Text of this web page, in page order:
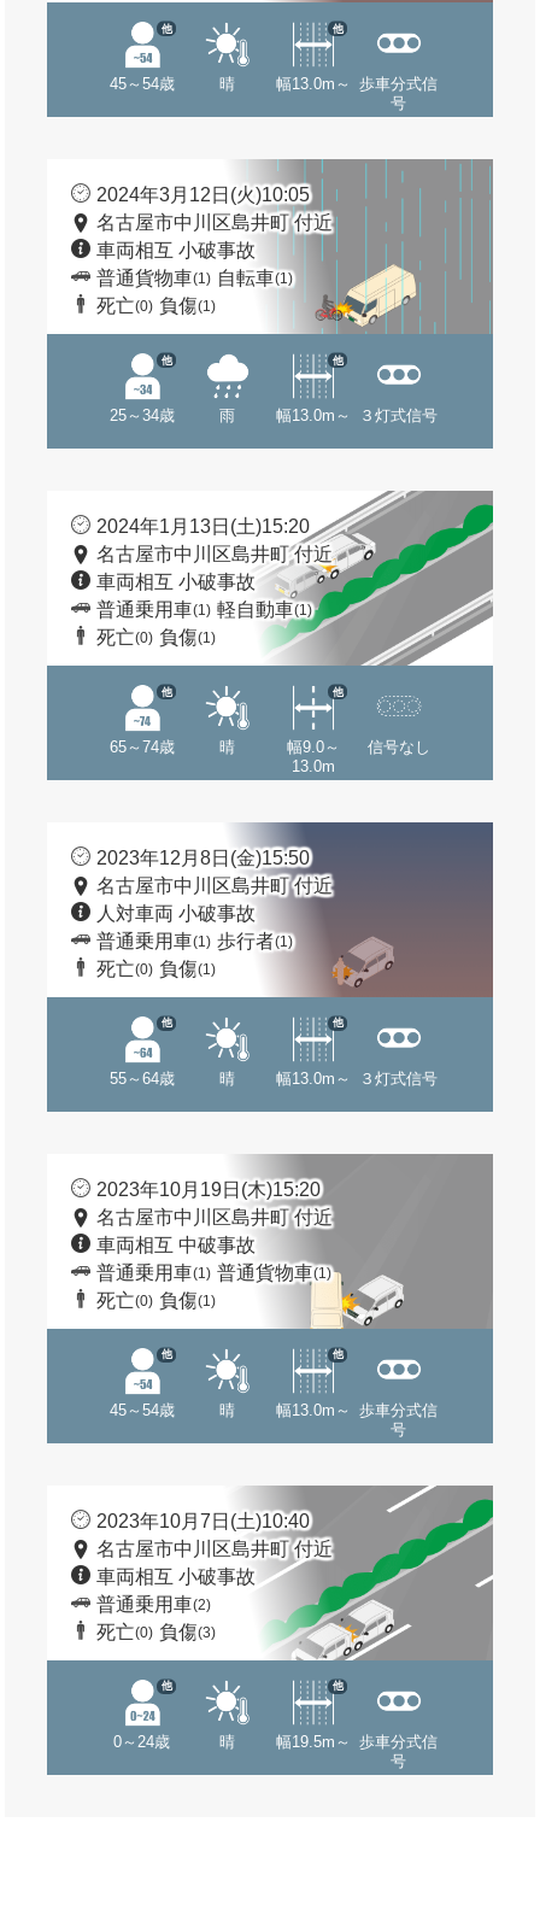
45～54歳
他
晴 幅13.0m～
他
歩車分式信
号
2024年3月12日(火)10:05
名古屋市中川区島井町 付近
車両相互 小破事故
普通貨物車(1) 自転車(1)
死亡(0) 負傷(1)
25～34歳
他
雨 幅13.0m～
他
３灯式信号
2024年1月13日(土)15:20
名古屋市中川区島井町 付近
車両相互 小破事故
普通乗用車(1) 軽自動車(1)
死亡(0) 負傷(1)
65～74歳
他
晴
幅9.0～
13.0m
他
信号なし
2023年12月8日(金)15:50
名古屋市中川区島井町 付近
人対車両 小破事故
普通乗用車(1) 歩行者(1)
死亡(0) 負傷(1)
55～64歳
他
晴 幅13.0m～
他
３灯式信号
2023年10月19日(木)15:20
名古屋市中川区島井町 付近
車両相互 中破事故
普通乗用車(1) 普通貨物車(1)
死亡(0) 負傷(1)
45～54歳
他
晴 幅13.0m～
他
歩車分式信
号
2023年10月7日(土)10:40
名古屋市中川区島井町 付近
車両相互 小破事故
普通乗用車(2)
死亡(0) 負傷(3)
0～24歳
他
晴 幅19.5m～
他
歩車分式信
号